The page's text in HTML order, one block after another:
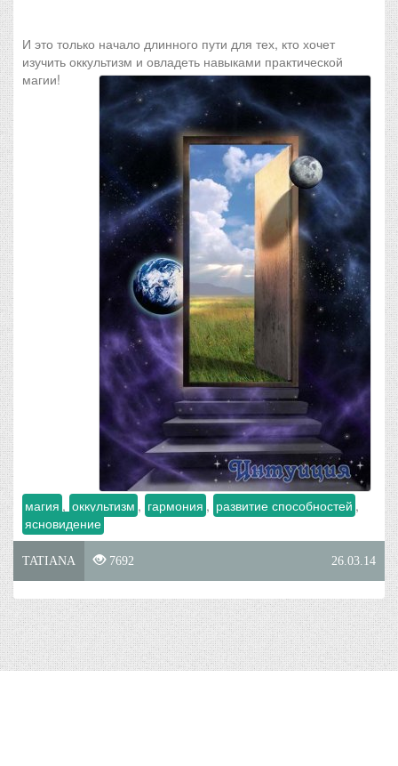
И это только начало длинного пути для тех, кто хочет
изучить оккультизм и овладеть навыками практической
магии!
магия , оккультизм , гармония , развитие способностей ,
ясновидение
TATIANA 7692 26.03.14